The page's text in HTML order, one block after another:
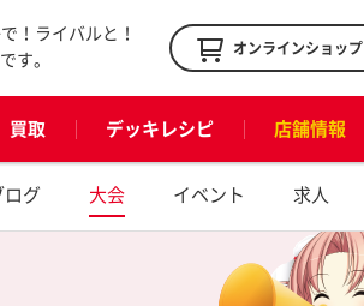
！ライバルと！
す。
オンラインショップ
買取 デッキレシピ 店舗情報
ログ 大会 イベント 求人